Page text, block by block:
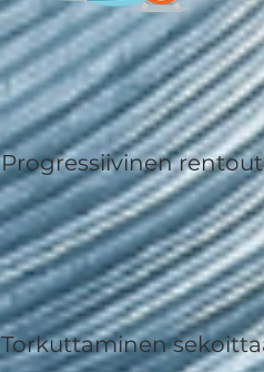
Progressiivinen
Torkuttaminen